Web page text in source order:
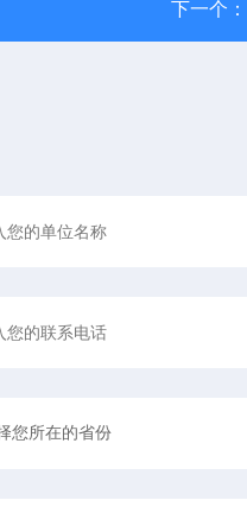
下一个：